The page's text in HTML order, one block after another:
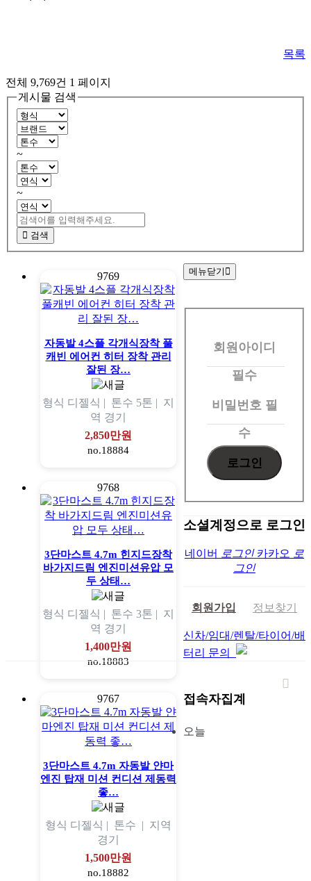
목록
전체 9,769건 1 페이지
게시물 검색
~
~
검색
9769
자동발 4스플 각개식장착 풀
캐빈 에어컨 히터 장착 관리
잘된 장…
형식 디젤식 | 톤수 5톤 | 지
역 경기
2,850만원
no.18884
9768
3단마스트 4.7m 힌지드장착
바가지드림 엔진미션유압 모
두 상태…
형식 디젤식 | 톤수 3톤 | 지
역 경기
1,400만원
no.18883
9767
3단마스트 4.7m 자동발 얀마
엔진 탑재 미션 컨디션 제동력
좋…
형식 디젤식 | 톤수 | 지역
경기
1,500만원
no.18882
메뉴닫기
회
회원아이디
필수
비밀번호 필
수
소셜계정으로 로그인
네이버 로그인 카카오 로
그인
회원가입 정보찾기
신차/임대/렌탈/타이어/배
터리 문의
접속자집계
오늘